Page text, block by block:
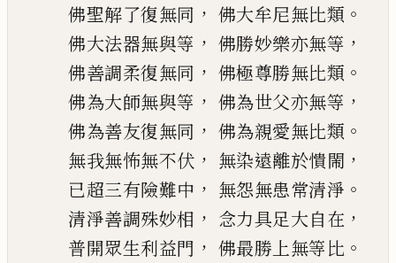
佛聖解了復無同 ， 佛大牟尼無比類 。
佛大法器無與等 ， 佛勝妙樂亦無等 ，
佛善調柔復無同 ， 佛極尊勝無比類 。
佛為大師無與等 ， 佛為世父亦無等 ，
佛為善友復無同 ， 佛為親愛無比類 。
無我無怖無不伏 ， 無染遠離於憒閙 ，
已超三有險難中 ， 無怨無患常清淨 。
清淨善調殊妙相 ， 念力具足大自在 ，
普開眾生利益門 ， 佛最勝上無等比 。